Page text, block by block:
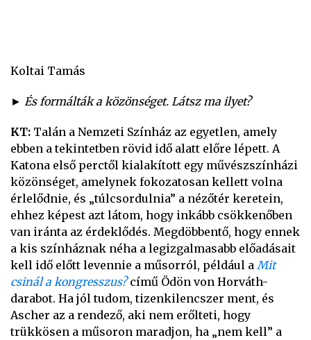
Koltai Tamás
► És formálták a közönséget. Látsz ma ilyet?
KT: Talán a Nemzeti Színház az egyetlen, amely
ebben a tekintetben rövid idő alatt előre lépett. A
Katona első perctől kialakított egy művészszínházi
közönséget, amelynek fokozatosan kellett volna
érlelődnie, és „túlcsordulnia” a nézőtér keretein,
ehhez képest azt látom, hogy inkább csökkenőben
van iránta az érdeklődés. Megdöbbentő, hogy ennek
a kis színháznak néha a legizgalmasabb előadásait
kell idő előtt levennie a műsorról, például a Mit
csinál a kongresszus?című Ödön von Horváth-
darabot. Ha jól tudom, tizenkilencszer ment, és
Ascher az a rendező, aki nem erőlteti, hogy
trükkösen a műsoron maradjon, ha „nem kell” a